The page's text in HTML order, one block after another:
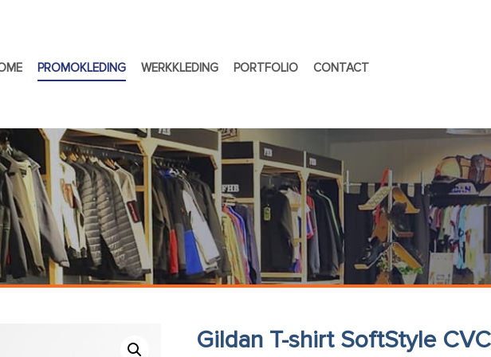
PROMOKLEDING WERKKLEDING PORTFOLIO CONTACT
Gildan T-shirt SoftStyle